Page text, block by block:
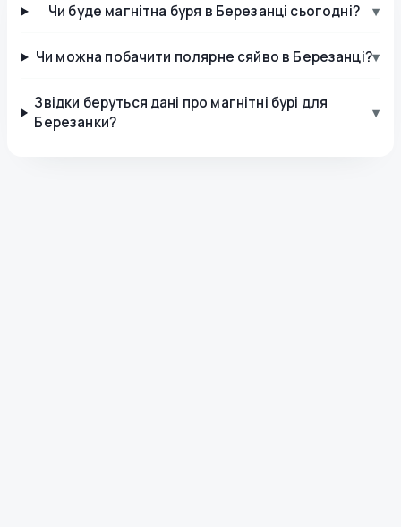
Чи буде магнітна буря в Березанці сьогодні? ▾
Чи можна побачити полярне сяйво в Березанці?▾
Звідки беруться дані про магнітні бурі для
Березанки?
▾